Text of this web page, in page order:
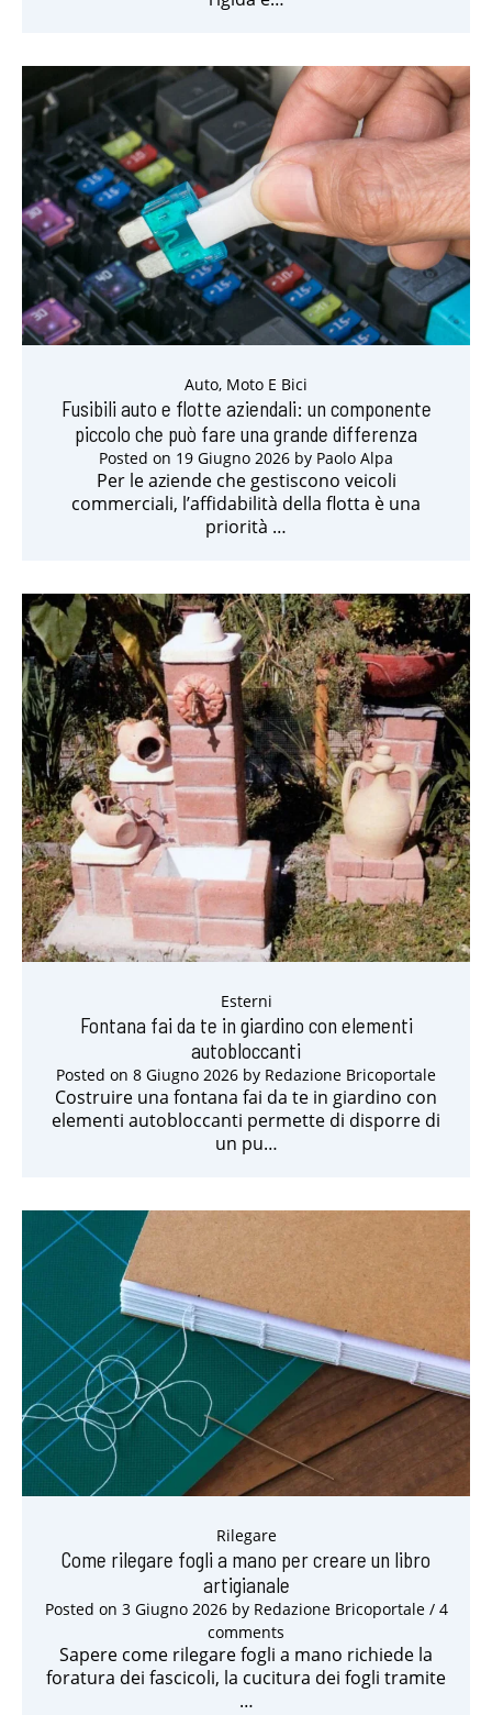
Auto, Moto E Bici
Fusibili auto e flotte aziendali: un componente
piccolo che può fare una grande differenza
Posted on 19 Giugno 2026 by Paolo Alpa
Per le aziende che gestiscono veicoli
commerciali, l’affidabilità della flotta è una
priorità …
Esterni
Fontana fai da te in giardino con elementi
autobloccanti
Posted on 8 Giugno 2026 by Redazione Bricoportale
Costruire una fontana fai da te in giardino con
elementi autobloccanti permette di disporre di
un pu…
Rilegare
Come rilegare fogli a mano per creare un libro
artigianale
Posted on 3 Giugno 2026by Redazione Bricoportale/ 4
comments
Sapere come rilegare fogli a mano richiede la
foratura dei fascicoli, la cucitura dei fogli tramite
…